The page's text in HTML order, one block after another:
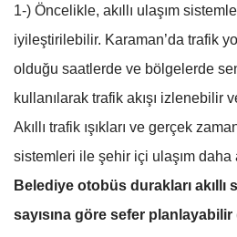
1-) Öncelikle, akıllı ulaşım
iyileştirilebilir. Karaman’da trafik
olduğu saatlerde ve bölgelerde
kullanılarak trafik akışı izlenebilir
Akıllı trafik ışıkları ve gerçek
sistemleri ile şehir içi ulaşım daha
Belediye otobüs durakları akıllı
sayısına göre sefer